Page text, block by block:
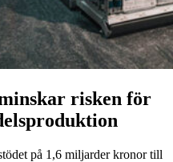
risken för
på 1,6 miljarder kronor till